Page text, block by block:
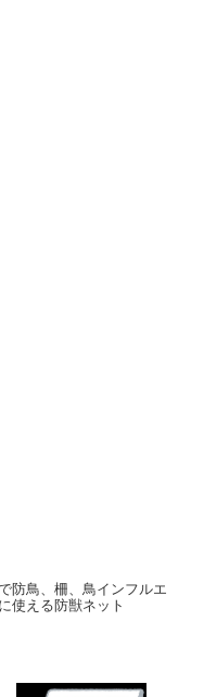
防鳥、柵、鳥インフルエ
使える防獣ネット